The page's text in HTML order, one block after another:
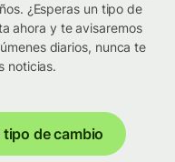
¿Esperas un tipo de
ahora y te avisaremos
diarios, nunca te
noticias.
de cambio